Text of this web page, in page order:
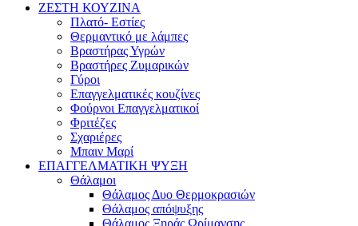
ΖΕΣΤΗ ΚΟΥΖΙΝΑ
Πλατό- Εστίες
Θερμαντικό με λάμπες
Βραστήρας Υγρών
Βραστήρες Ζυμαρικών
Γύροι
Επαγγελματικές κουζίνες
Φούρνοι Επαγγελματικοί
Φριτέζες
Σχαριέρες
Μπαιν Μαρί
ΕΠΑΓΓΕΛΜΑΤΙΚΗ ΨΥΞΗ
Θάλαμοι
Θάλαμος Δυο Θερμοκρασιών
Θάλαμος απόψυξης
Θάλαμος Ξηράς Ωρίμανσης